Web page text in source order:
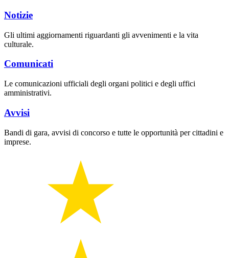
Notizie
Gli ultimi aggiornamenti riguardanti gli avvenimenti e la vita
culturale.
Comunicati
Le comunicazioni ufficiali degli organi politici e degli uffici
amministrativi.
Avvisi
Bandi di gara, avvisi di concorso e tutte le opportunità per cittadini e
imprese.